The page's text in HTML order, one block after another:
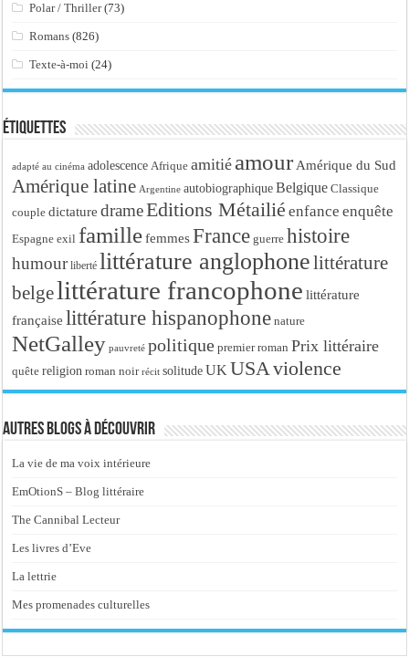
Polar / Thriller(73)
Romans (826)
Texte-à-moi (24)
Étiquettes
adapté au cinéma adolescence Afrique amitié amour Amérique du Sud
Amérique latine Argentine autobiographique Belgique Classique
couple dictature drameEditions Métailié enfance enquête
Espagne exil famille femmes France guerre histoire
humour liberté littérature anglophonelittérature
belgelittérature francophone littérature
française littérature hispanophone nature
NetGalley pauvreté politique premier roman Prix littéraire
quête religion roman noir récit solitude UK USAviolence
Autres blogs à découvrir
La vie de ma voix intérieure
EmOtionS – Blog littéraire
The Cannibal Lecteur
Les livres d’Eve
La lettrie
Mes promenades culturelles